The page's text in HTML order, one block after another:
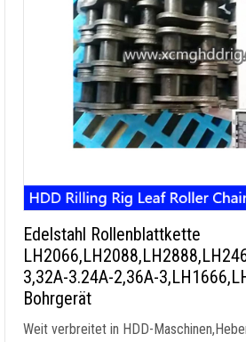
Edelstahl Rollenblattkette
3,32A-3.24A-2,36A-
Bohrgerät
Weit verbreitet in HDD-